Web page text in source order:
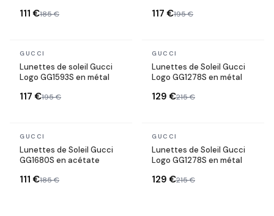
111 €185 € 117 €195 €
En stock
GUCCI
Lunettes de soleil Gucci
Logo GG1593S en métal
117 €195 €
En stock
GUCCI
Lunettes de Soleil Gucci
Logo GG1278S en métal
129 €215 €
En stock
GUCCI
Lunettes de Soleil Gucci
GG1680S en acétate
111 €185 €
En stock
GUCCI
Lunettes de Soleil Gucci
Logo GG1278S en métal
129 €215 €